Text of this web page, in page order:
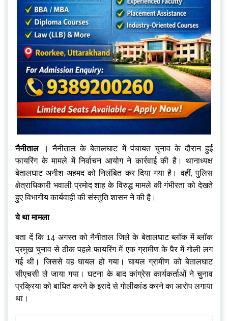
नैनीताल । नैनीताल के बेतालघाट में पंचायत चुनाव के दौरान हुई
फायरिंग के मामले में निर्वाचन आयोग ने कार्रवाई की है। थानाध्यक्ष
बेतालघाट अनीश अहमद को निलंबित कर दिया गया है। वहीं, पुलिस
क्षेत्राधिकारी भवाली प्रमोद शाह के विरुद्ध मामले की गंभीरता को देखते
हुए विभागीय कार्यवाही की संस्तुति शासन ने की है।
ये था मामला
बता दें कि 14 अगस्त को नैनीताल जिले के बेतालघाट ब्लॉक में ब्लॉक
प्रमुख चुनाव से ठीक पहले फायरिंग में एक ग्रामीण के पैर में गोली लग
गई थी। जिससे वह घायल हो गया। घायल ग्रामीण को बेतालघाट
सीएचसी ले जाया गया। घटना के बाद कांग्रेस कार्यकर्ताओं ने चुनाव
प्रक्रिया को बाधित करने के इरादे से गोलीकांड करने का आरोप लगाया
था।